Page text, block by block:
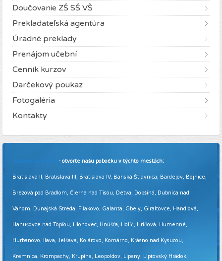
Doučovanie ZŠ SŠ VŠ
Prekladateľská agentúra
Úradné preklady
Prenájom učební
Cenník kurzov
Darčekový poukaz
Fotogaléria
Kontakty
Pridajte sa k nám - otvorte našu pobočku v týchto mestách:
Bratislava II, Bratislava III, Bratislava IV, Banská Štiavnica, Bardejov, Bojnice,
Brezová pod Bradlom, Čierna nad Tisou, Detva, Dobšiná, Dubnica nad
Váhom, Dunajská Streda, Fiľakovo, Galanta, Gbely, Giraltovce, Handlová,
Hanušovce nad Topľou, Hlohovec, Hnúšťa, Holíč, Hriňová, Humenné,
Hurbanovo, Ilava, Jelšava, Kolárovo, Komárno, Krásno nad Kysucou,
Kremnica, Krompachy, Krupina, Leopoldov, Lipany, Liptovský Hrádok,